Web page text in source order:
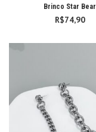
Brinco Star Bear
R$74,90